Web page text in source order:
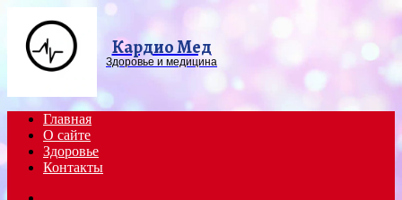
Кардио Мед
Здоровье и медицина
Главная
О сайте
Здоровье
Контакты